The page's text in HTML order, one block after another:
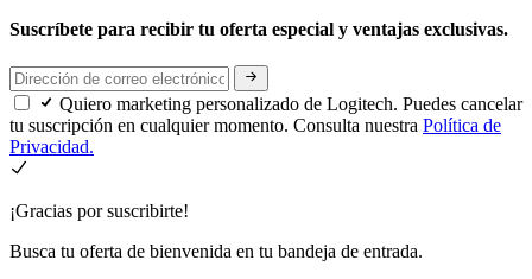
Suscríbete para recibir tu oferta especial y ventajas exclusivas.
Quiero marketing personalizado de Logitech. Puedes cancelar
tu suscripción en cualquier momento. Consulta nuestra Política de
Privacidad.
¡Gracias por suscribirte!
Busca tu oferta de bienvenida en tu bandeja de entrada.